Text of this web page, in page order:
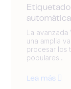
La avanzada
una amplia
procesar los
populares...
Lea más